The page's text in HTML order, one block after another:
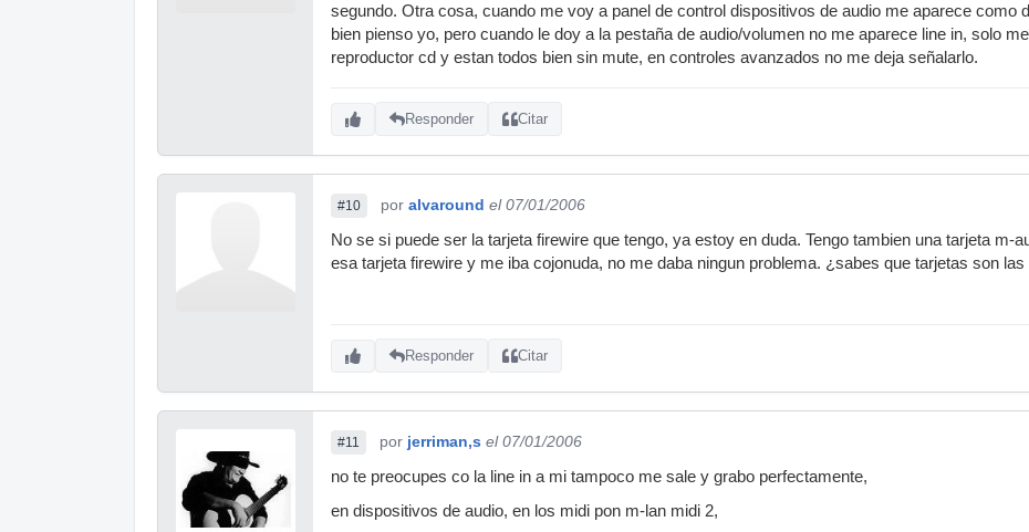
segundo. Otra cosa, cuando me voy a panel de control dispositivos de audio me aparece como
bien pienso yo, pero cuando le doy a la pestaña de audio/volumen no me aparece line in, solo
reproductor cd y estan todos bien sin mute, en controles avanzados no me deja señalarlo.
Responder Citar
#10 por alvaround el 07/01/2006
No se si puede ser la tarjeta firewire que tengo, ya estoy en duda. Tengo tambien una tarjeta m-
esa tarjeta firewire y me iba cojonuda, no me daba ningun problema. ¿sabes que tarjetas son
Responder Citar
#11 por jerriman,s el 07/01/2006
no te preocupes co la line in a mi tampoco me sale y grabo perfectamente,
en dispositivos de audio, en los midi pon m-lan midi 2,